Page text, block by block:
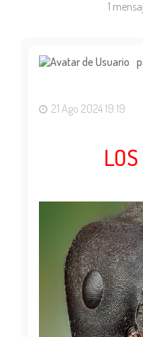
1
21 Ago 2024 19:19